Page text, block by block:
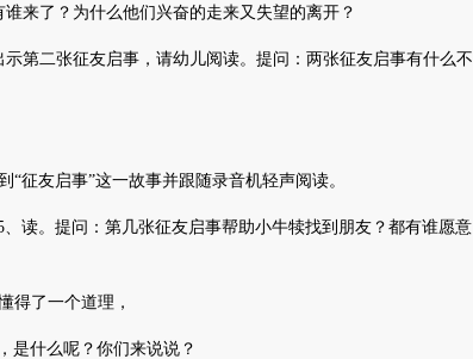
了？为什么他们兴奋的走来又失望的离开？
二张征友启事，请幼儿阅读。提问：两张征友启事有什么不
友启事”这一故事并跟随录音机轻声阅读。
。提问：第几张征友启事帮助小牛犊找到朋友？都有谁愿意
了一个道理，
什么呢？你们来说说？